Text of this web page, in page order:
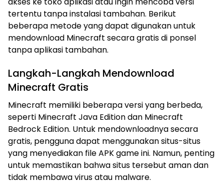
tertentu tanpa instalasi tambahan. Berikut
beberapa metode yang dapat digunakan untuk
mendownload Minecraft secara gratis di ponsel
tanpa aplikasi tambahan.
Langkah-Langkah Mendownload
Minecraft Gratis
Minecraft memiliki beberapa versi yang berbeda,
seperti Minecraft Java Edition dan Minecraft
Bedrock Edition. Untuk mendownloadnya secara
gratis, pengguna dapat menggunakan situs-situs
yang menyediakan file APK game ini. Namun, penting
untuk memastikan bahwa situs tersebut aman dan
tidak membawa virus atau malware.